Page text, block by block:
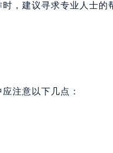
，建议寻求专业人士
注意以下几点：